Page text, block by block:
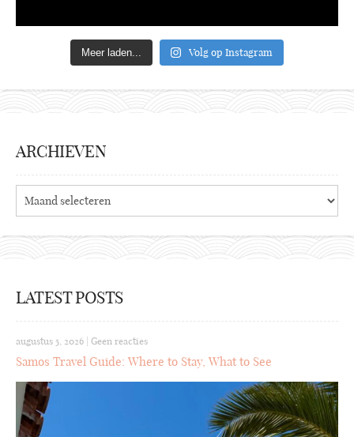
Meer laden... Volg op Instagram
ARCHIEVEN
Archieven
LATEST POSTS
augustus 5, 2026 Geen reacties
Samos Travel Guide: Where to Stay, What to See